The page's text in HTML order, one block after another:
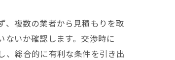
、複数の業者から見積もりを取
いか確認します。交渉時に
、総合的に有利な条件を引き出